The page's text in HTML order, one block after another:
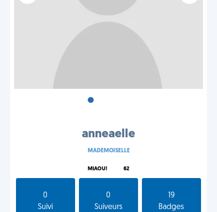
•
anneaelle
MADEMOISELLE
MIAOU! 62
0
Suivi
0
Suiveurs
19
Badges